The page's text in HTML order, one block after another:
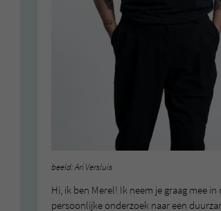
beeld: Ari Versluis
Hi, ik ben Merel! Ik neem je graag mee in
persoonlijke onderzoek naar een